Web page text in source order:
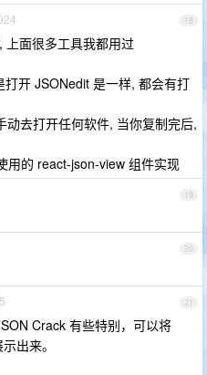
18
上面很多工具我都用过
开 JSONedit 是一样, 都会有打
动去打开任何软件, 当你复制完后,
用的 react-json-view 组件实现
19
20
21
5
Crack 有些特别，可以将
出来。